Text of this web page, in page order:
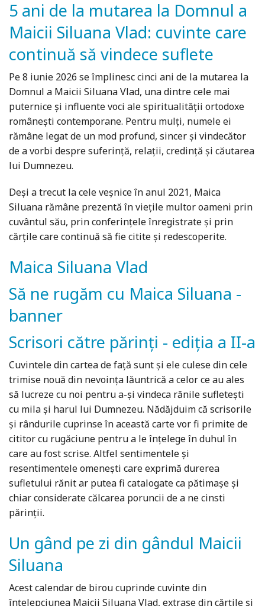
5 ani de la mutarea la Domnul a
Maicii Siluana Vlad: cuvinte care
continuă să vindece suflete
Pe 8 iunie 2026 se împlinesc cinci ani de la mutarea la
Domnul a Maicii Siluana Vlad, una dintre cele mai
puternice și influente voci ale spiritualității ortodoxe
românești contemporane. Pentru mulți, numele ei
rămâne legat de un mod profund, sincer și vindecător
de a vorbi despre suferință, relații, credință și căutarea
lui Dumnezeu.
Deși a trecut la cele veșnice în anul 2021, Maica
Siluana rămâne prezentă în viețile multor oameni prin
cuvântul său, prin conferințele înregistrate și prin
cărțile care continuă să fie citite și redescoperite.
Maica Siluana Vlad
Să ne rugăm cu Maica Siluana -
banner
Scrisori către părinți - ediția a II-a
Cuvintele din cartea de față sunt și ele culese din cele
trimise nouă din nevoința lăuntrică a celor ce au ales
să lucreze cu noi pentru a-și vindeca rănile sufletești
cu mila și harul lui Dumnezeu. Nădăjduim că scrisorile
și rândurile cuprinse în această carte vor fi primite de
cititor cu rugăciune pentru a le înțelege în duhul în
care au fost scrise. Altfel sentimentele și
resentimentele omenești care exprimă durerea
sufletului rănit ar putea fi catalogate ca pătimașe și
chiar considerate călcarea poruncii de a ne cinsti
părinții.
Un gând pe zi din gândul Maicii
Siluana
Acest calendar de birou cuprinde cuvinte din
înțelepciunea Maicii Siluana Vlad, extrase din cărțile și